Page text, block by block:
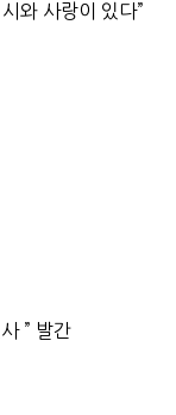
와 사랑이 있다”
” 발간